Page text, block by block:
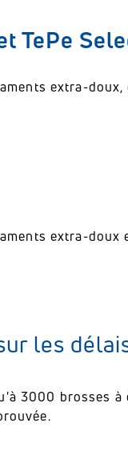
TePe
extra-doux,
extra-doux
les
3000 brosses